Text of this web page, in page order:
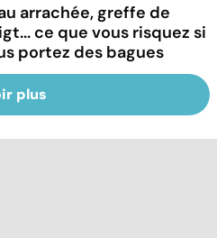
arrachée, greffe de
ce que vous risquez si
portez des bagues
plus